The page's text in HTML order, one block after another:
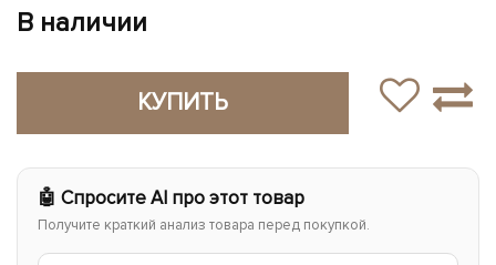
В наличии
КУПИТЬ
🤖 Спросите AI про этот товар
Получите краткий анализ товара перед покупкой.